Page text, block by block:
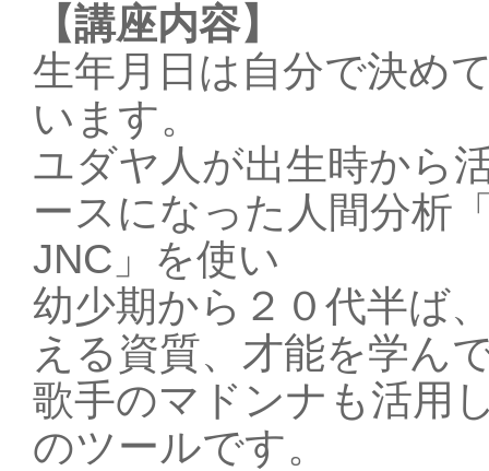
【講座内容】
生年月日は自分で決め
います。
ユダヤ人が出生時から
ースになった人間分析
JNC」を使い
幼少期から２０代半ば
える資質、才能を学ん
歌手のマドンナも活用
のツールです。